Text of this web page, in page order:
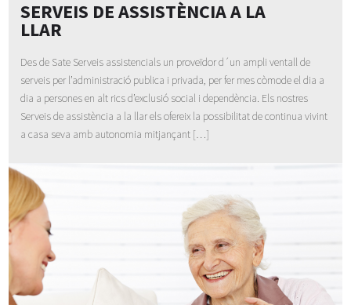
SERVEIS DE ASSISTÈNCIA A LA
LLAR
Des de Sate Serveis assistencials un proveïdor d´un ampli ventall de
serveis per l’administració publica i privada, per fer mes còmode el dia a
dia a persones en alt rics d’exclusió social i dependència. Els nostres
Serveis de assistència a la llar els ofereix la possibilitat de continua vivint
a casa seva amb autonomia mitjançant […]